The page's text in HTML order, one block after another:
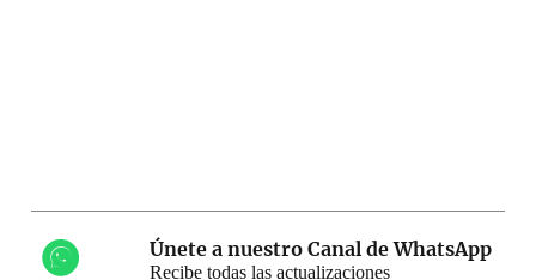
Únete a nuestro Canal de WhatsApp
Recibe todas las actualizaciones